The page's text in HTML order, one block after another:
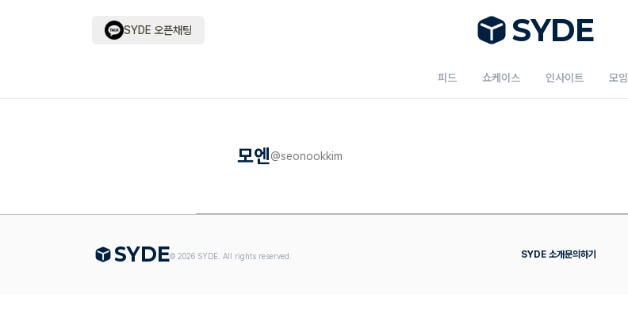
SYDE 오픈채팅 SYDE
피드 쇼케이스 인사이트 모임
모엔@seonookkim
SYDE© 2026SYDE. All rights reserved. SYDE 소개문의하기